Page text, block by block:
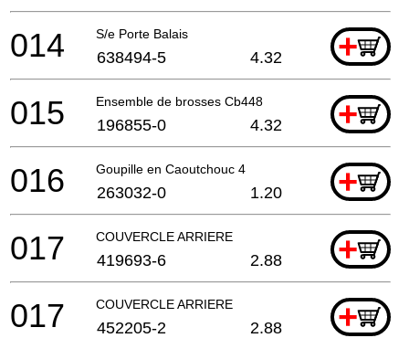
S/e Porte Balais +
014 638494-5 4.32
Ensemble de brosses Cb448 +
015 196855-0 4.32
Goupille en Caoutchouc 4 +
016 263032-0 1.20
COUVERCLE ARRIERE +
017 419693-6 2.88
COUVERCLE ARRIERE +
017 452205-2 2.88